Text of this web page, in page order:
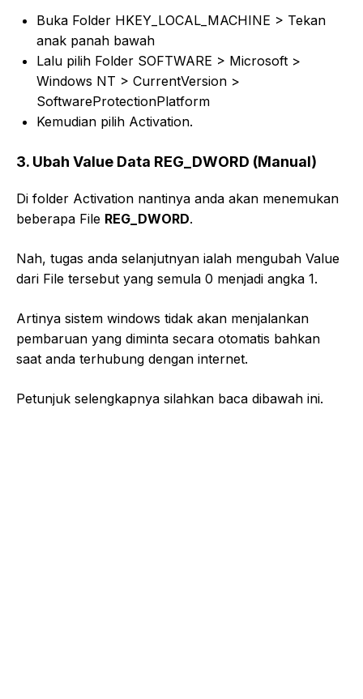
Buka Folder HKEY_LOCAL_MACHINE > Tekan
anak panah bawah
Lalu pilih Folder SOFTWARE > Microsoft >
Windows NT > CurrentVersion >
SoftwareProtectionPlatform
Kemudian pilih Activation.
3. Ubah Value Data REG_DWORD (Manual)
Di folder Activation nantinya anda akan menemukan
beberapa File REG_DWORD.
Nah, tugas anda selanjutnyan ialah mengubah Value
dari File tersebut yang semula 0 menjadi angka 1.
Artinya sistem windows tidak akan menjalankan
pembaruan yang diminta secara otomatis bahkan
saat anda terhubung dengan internet.
Petunjuk selengkapnya silahkan baca dibawah ini.